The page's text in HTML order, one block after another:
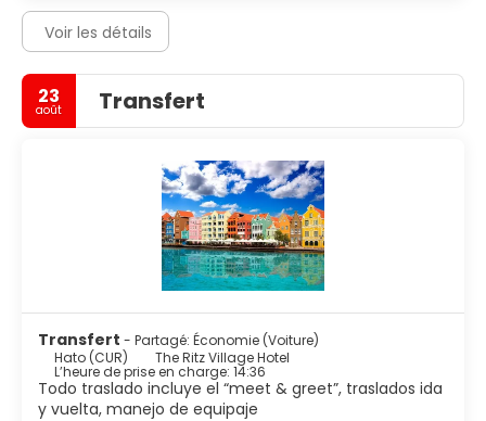
Voir les détails
23
août Transfert
Transfert - Partagé: Économie (Voiture)
Hato (CUR)
The Ritz Village Hotel
L’heure de prise en charge: 14:36
Todo traslado incluye el “meet & greet”, traslados ida
y vuelta, manejo de equipaje